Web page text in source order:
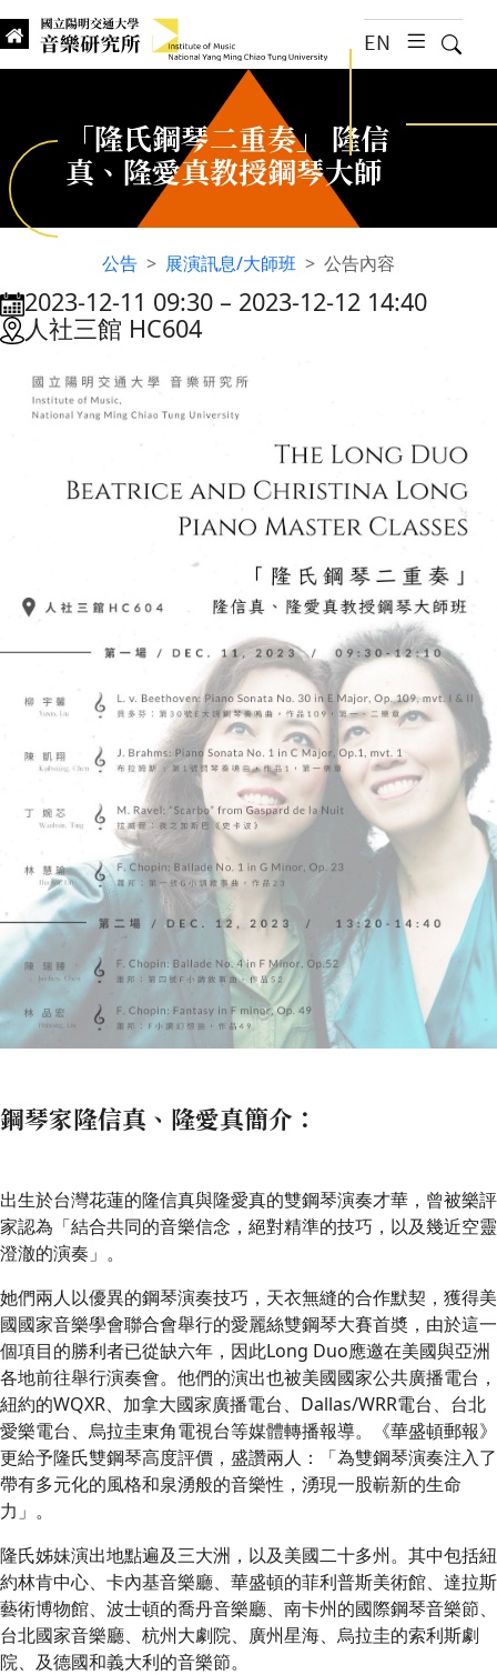
國立陽明交通大學 音樂研究所 Institute of Music, National
EN
漢堡選
「隆氏鋼琴二重奏」 隆信
真、隆愛真教授鋼琴大師
公告 展演訊息/大師班
公告內容
::: 2023-12-11 09:30 – 2023-12-12 14:40
人社三館 HC604
鋼琴家隆信真、隆愛真簡介：
出生於台灣花蓮的隆信真與隆愛真的雙鋼琴演奏才華，曾被樂評
家認為「結合共同的音樂信念，絕對精準的技巧，以及幾近空靈
澄澈的演奏」。
她們兩人以優異的鋼琴演奏技巧，天衣無縫的合作默契，獲得美
國國家音樂學會聯合會舉行的愛麗絲雙鋼琴大賽首奬，由於這一
個項目的勝利者已從缺六年，因此Long Duo應邀在美國與亞洲
各地前往舉行演奏會。他們的演出也被美國國家公共廣播電台，
紐約的WQXR、加拿大國家廣播電台、Dallas/WRR電台、台北
愛樂電台、烏拉圭東角電視台等媒體轉播報導。《華盛頓郵報》
更給予隆氏雙鋼琴高度評價，盛讚兩人：「為雙鋼琴演奏注入了
帶有多元化的風格和泉湧般的音樂性，湧現一股嶄新的生命
力」。
隆氏姊妹演出地點遍及三大洲，以及美國二十多州。其中包括紐
約林肯中心、卡內基音樂廳、華盛頓的菲利普斯美術館、達拉斯
藝術博物館、波士頓的喬丹音樂廳、南卡州的國際鋼琴音樂節、
台北國家音樂廳、杭州大劇院、廣州星海、烏拉圭的索利斯劇
院、及德國和義大利的音樂節。